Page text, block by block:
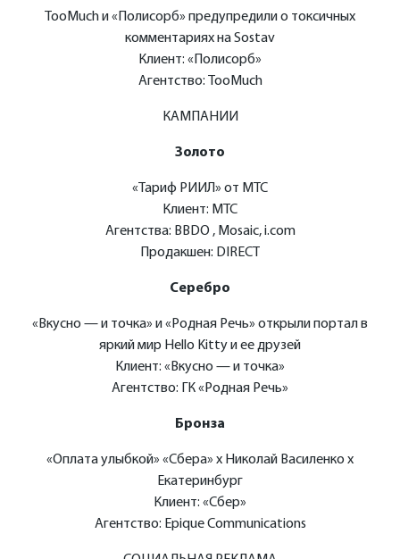
TooMuch и «Полисорб» предупредили о токсичных
комментариях на Sostav
Клиент: «Полисорб»
Агентство: TooMuch
КАМПАНИИ
Золото
«Тариф РИИЛ» от МТС
Клиент: МТС
Агентства: BBDO , Mosaic, i.com
Продакшен: DIRECT
Серебро
«Вкусно — и точка» и «Родная Речь» открыли портал в
яркий мир Hello Kitty и ее друзей
Клиент: «Вкусно — и точка»
Агентство: ГК «Родная Речь»
Бронза
«Оплата улыбкой» «Сбера» x Николай Василенко x
Екатеринбург
Клиент: «Сбер»
Агентство: Epique Communications